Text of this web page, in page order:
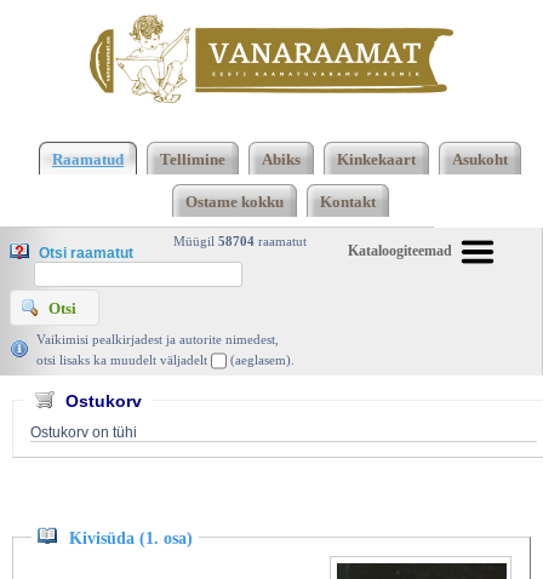
osa), Charlie Fletcher, Koolibri 2008 | vanaraamat.
Raamatud Tellimine Abiks Kinkekaart Asukoht
Ostame kokku Kontakt
Kataloogiteemad
Müügil 58704 raamatut
Otsi raamatut
Vaikimisi pealkirjadest ja autorite nimedest,
otsi lisaks ka muudelt väljadelt
(aeglasem).
Ostukorv
Ostukorv on tühi
Kivisüda (1. osa)